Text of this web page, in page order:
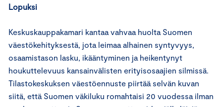
Lopuksi
Keskuskauppakamari kantaa vahvaa huolta Suomen
väestökehityksestä, jota leimaa alhainen syntyvyys,
osaamistason lasku, ikääntyminen ja heikentynyt
houkuttelevuus kansainvälisten erityisosaajien silmissä.
Tilastokeskuksen väestöennuste piirtää selvän kuvan
siitä, että Suomen väkiluku romahtaisi 20 vuodessa ilman